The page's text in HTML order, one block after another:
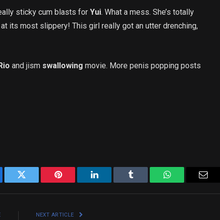
sticky cum blasts forYui. What a mess. She’s totally
its most slippery! This girl really got an utter drenching,
and jism swallowingmovie. More penis popping posts
Twitter Pinterest LinkedIn Tumblr WhatsApp
NEXT ARTICLE